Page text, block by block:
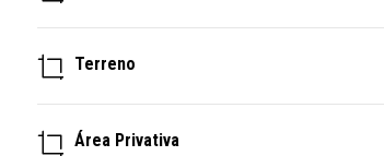
Terreno
Área Privativa